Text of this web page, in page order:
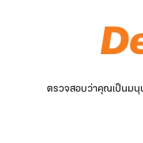
ตรวจสอบว่าคุณเป็นมนุ